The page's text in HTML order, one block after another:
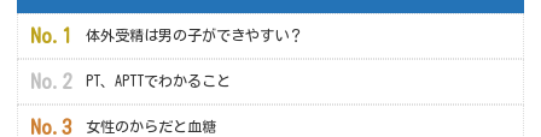
体外受精は男の子ができやすい？
PT、APTTでわかること
女性のからだと血糖